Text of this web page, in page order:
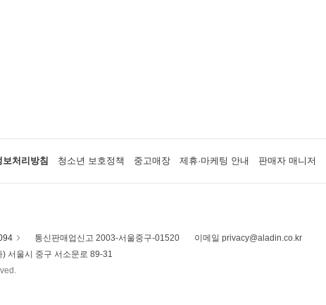
처리방침 청소년 보호정책 중고매장 제휴·마케팅 안내 판매자 매니저
통신판매업신고 2003-서울중구-01520
이메일 privacy@aladin.co.kr
) 서울시 중구 서소문로 89-31